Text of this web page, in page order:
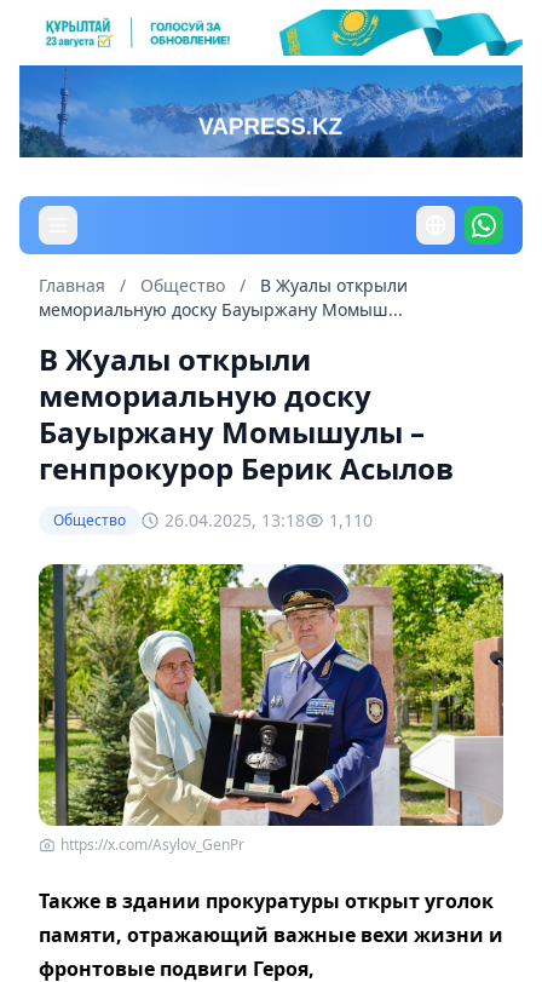
Главная / Общество /
В Жуалы открыли
мемориальную доску Бауыржану Момыш...
В Жуалы открыли
мемориальную доску
Бауыржану Момышулы –
генпрокурор Берик Асылов
Общество 26.04.2025, 13:18 1,110
https://x.com/Asylov_GenPr
Также в здании прокуратуры открыт уголок
памяти, отражающий важные вехи жизни и
фронтовые подвиги Героя,